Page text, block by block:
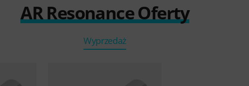
AR Resonance Oferty
Wyprzedaż